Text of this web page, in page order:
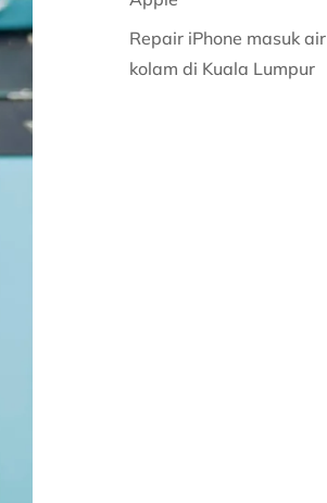
Repair iPhone masuk air
kolam di Kuala Lumpur